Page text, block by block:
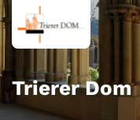
Zum Inhalt springen
Trierer Dom